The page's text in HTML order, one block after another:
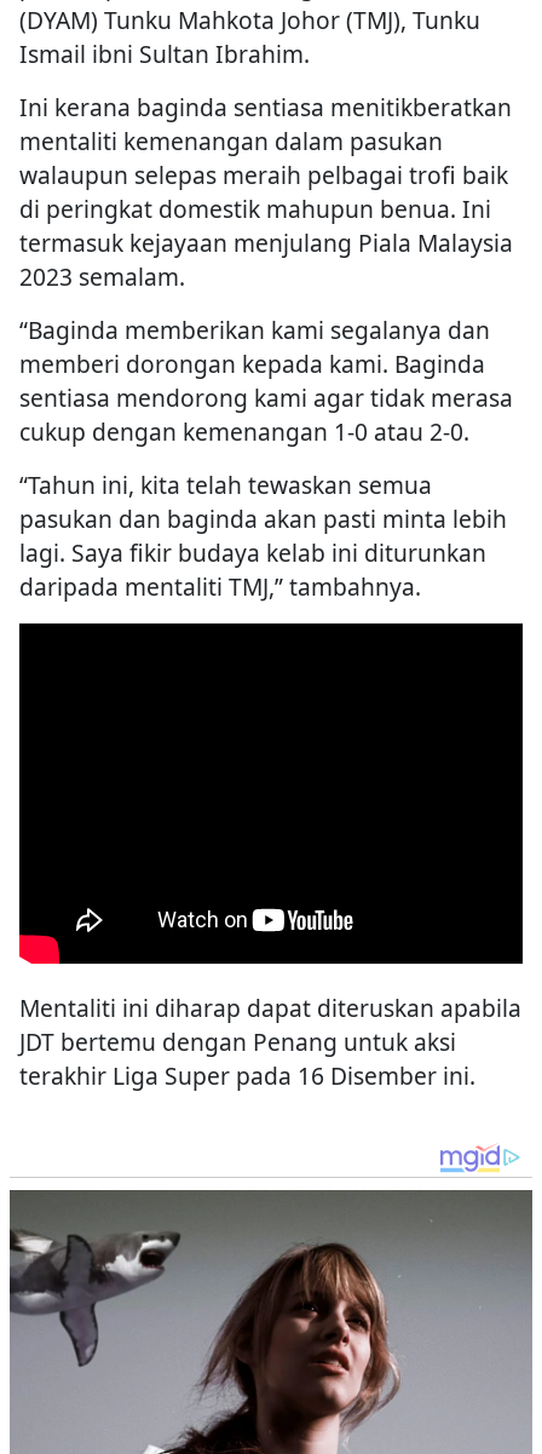
(DYAM) Tunku Mahkota Johor (TMJ), Tunku
Ismail ibni Sultan Ibrahim.
Ini kerana baginda sentiasa menitikberatkan
mentaliti kemenangan dalam pasukan
walaupun selepas meraih pelbagai trofi baik
di peringkat domestik mahupun benua. Ini
termasuk kejayaan menjulang Piala Malaysia
2023 semalam.
“Baginda memberikan kami segalanya dan
memberi dorongan kepada kami. Baginda
sentiasa mendorong kami agar tidak merasa
cukup dengan kemenangan 1-0 atau 2-0.
“Tahun ini, kita telah tewaskan semua
pasukan dan baginda akan pasti minta lebih
lagi. Saya fikir budaya kelab ini diturunkan
daripada mentaliti TMJ,” tambahnya.
Mentaliti ini diharap dapat diteruskan apabila
JDT bertemu dengan Penang untuk aksi
terakhir Liga Super pada 16 Disember ini.